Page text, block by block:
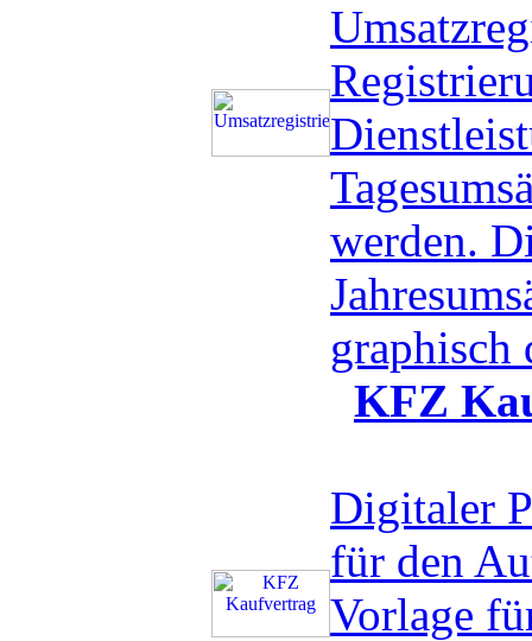
werden.
KFZ
Digitaler
für den
Vorlage